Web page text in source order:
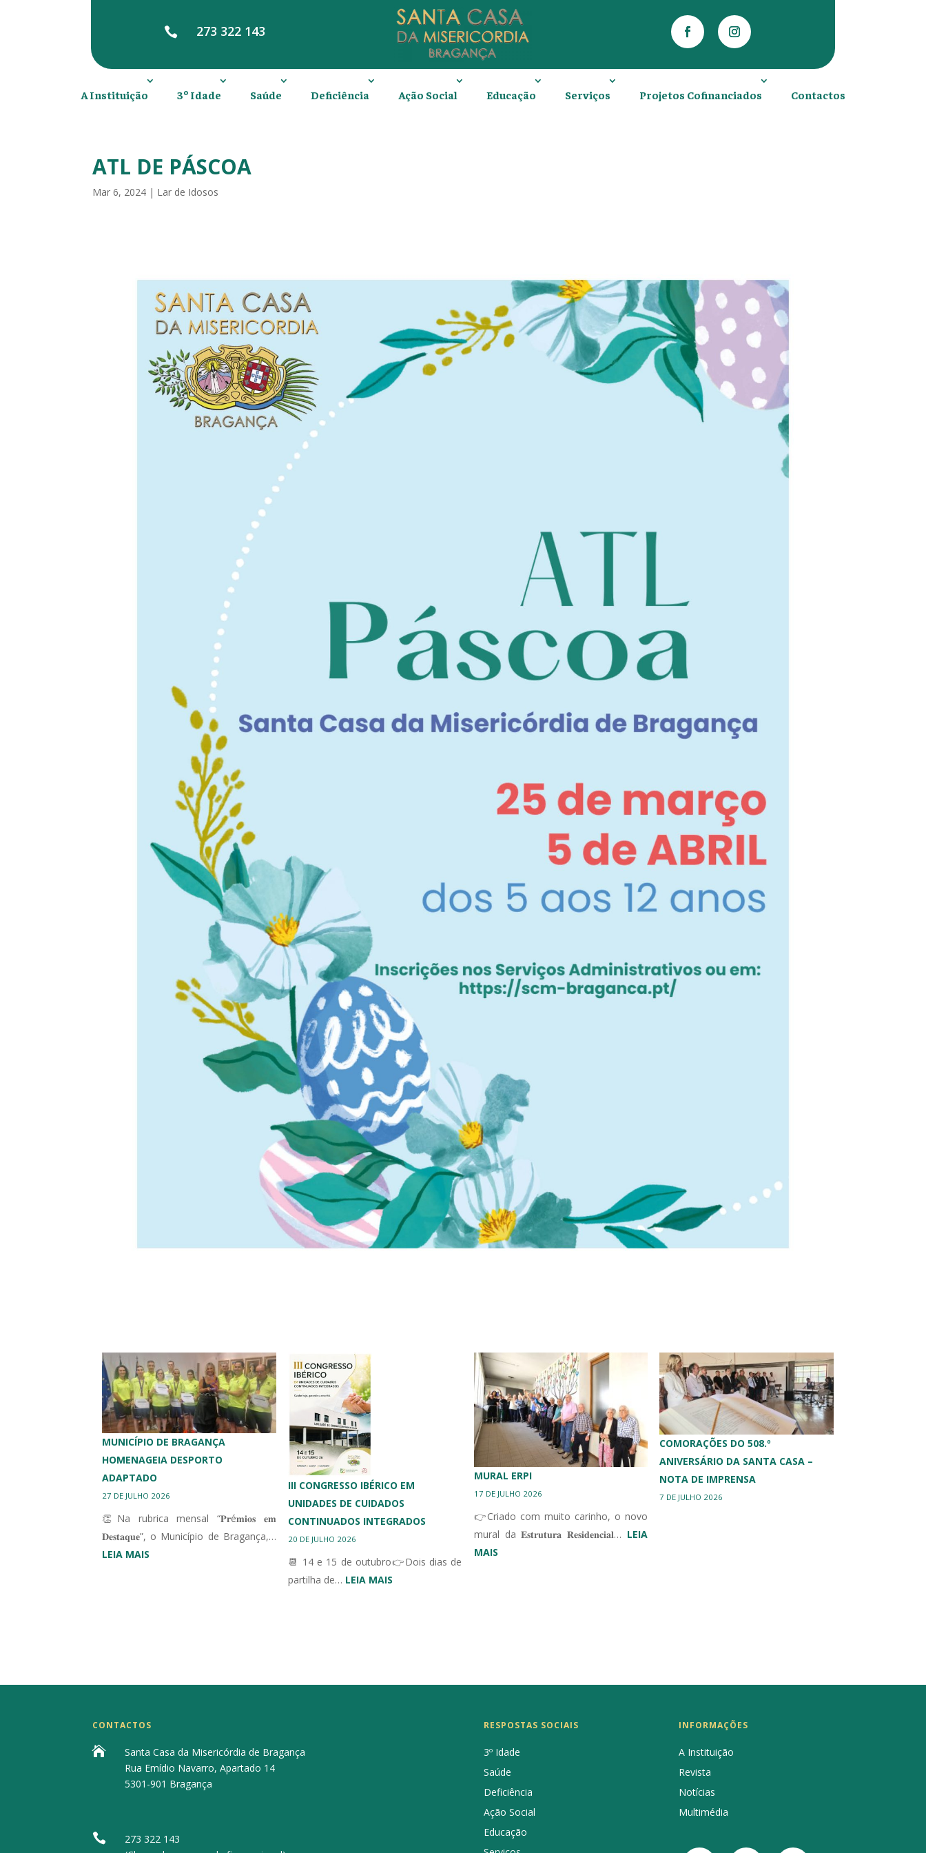
 273 322 143
A Instituição 3º Idade Saúde Deficiência Ação Social Educação Serviços Projetos Cofinanciados Contactos
ATL DE PÁSCOA
Mar 6, 2024 | Lar de Idosos
MUNICÍPIO DE BRAGANÇA
HOMENAGEIA DESPORTO
ADAPTADO
27 DE JULHO 2026
👏Na rubrica mensal “𝐏𝐫é𝐦𝐢𝐨𝐬 𝐞𝐦
𝐃𝐞𝐬𝐭𝐚𝐪𝐮𝐞”, o Município de Bragança,…
LEIA MAIS
III CONGRESSO IBÉRICO EM
UNIDADES DE CUIDADOS
CONTINUADOS INTEGRADOS
20 DE JULHO 2026
📆 14 e 15 de outubro👉Dois dias de
partilha de… LEIA MAIS
DE
MURAL ERPI
17 DE JULHO 2026
👉Criado com muito carinho, o novo
mural da 𝐄𝐬𝐭𝐫𝐮𝐭𝐮𝐫𝐚 𝐑𝐞𝐬𝐢𝐝𝐞𝐧𝐜𝐢𝐚𝐥… LEIA
MAIS:
COMORAÇÕES DO 508.º
ANIVERSÁRIO DA SANTA CASA –
NOTA DE IMPRENSA
7 DE JULHO 2026
CONTACTOS

Santa Casa da Misericórdia de Bragança
Rua Emídio Navarro, Apartado 14
5301-901 Bragança

273 322 143
RESPOSTAS SOCIAIS
3º Idade
Saúde
Deficiência
Ação Social
Educação
INFORMAÇÕES
A Instituição
Revista
Notícias
Multimédia